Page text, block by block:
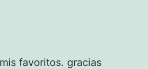
favoritos. gracias